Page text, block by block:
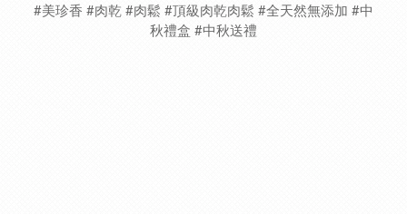
#美珍香 #肉乾 #肉鬆 #頂級肉乾肉鬆 #全天然無添加 #中
秋禮盒 #中秋送禮